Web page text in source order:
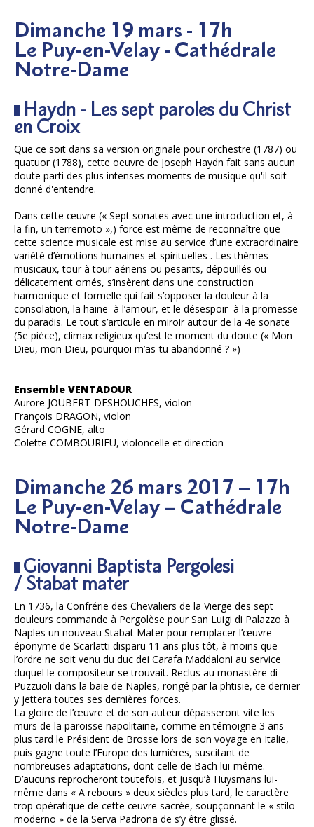
Dimanche 19 mars - 17h
Le Puy-en-Velay - Cathédrale
Notre-Dame
Haydn - Les sept paroles du Christ
en Croix
Que ce soit dans sa version originale pour orchestre (1787) ou
quatuor (1788), cette oeuvre de Joseph Haydn fait sans aucun
doute parti des plus intenses moments de musique qu'il soit
donné d'entendre.
Dans cette œuvre (« Sept sonates avec une introduction et, à
la fin, un terremoto »,) force est même de reconnaître que
cette science musicale est mise au service d’une extraordinaire
variété d’émotions humaines et spirituelles . Les thèmes
musicaux, tour à tour aériens ou pesants, dépouillés ou
délicatement ornés, s’insèrent dans une construction
harmonique et formelle qui fait s’opposer la douleur à la
consolation, la haine à l’amour, et le désespoir à la promesse
du paradis. Le tout s’articule en miroir autour de la 4e sonate
(5e pièce), climax religieux qu’est le moment du doute (« Mon
Dieu, mon Dieu, pourquoi m’as-tu abandonné ? »)
Ensemble VENTADOUR
Aurore JOUBERT-DESHOUCHES, violon
François DRAGON, violon
Gérard COGNE, alto
Colette COMBOURIEU, violoncelle et direction
Dimanche 26 mars 2017 – 17h
​Le Puy-en-Velay – Cathédrale
Notre-Dame
Giovanni Baptista Pergolesi
/ Stabat mater
En 1736, la Confrérie des Chevaliers de la Vierge des sept
douleurs commande à Pergolèse pour San Luigi di Palazzo à
Naples un nouveau Stabat Mater pour remplacer l’œuvre
éponyme de Scarlatti disparu 11 ans plus tôt, à moins que
l’ordre ne soit venu du duc dei Carafa Maddaloni au service
duquel le compositeur se trouvait. Reclus au monastère di
Puzzuoli dans la baie de Naples, rongé par la phtisie, ce dernier
y jettera toutes ses dernières forces.
La gloire de l’œuvre et de son auteur dépasseront vite les
murs de la paroisse napolitaine, comme en témoigne 3 ans
plus tard le Président de Brosse lors de son voyage en Italie,
puis gagne toute l’Europe des lumières, suscitant de
nombreuses adaptations, dont celle de Bach lui-même.
D’aucuns reprocheront toutefois, et jusqu’à Huysmans lui-
même dans « A rebours » deux siècles plus tard, le caractère
trop opératique de cette œuvre sacrée, soupçonnant le « stilo
moderno » de la Serva Padrona de s’y être glissé.